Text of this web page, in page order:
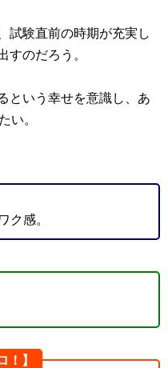
試験直前の時期が充実し
すのだろう。
という幸せを意識し、あ
い。
ク感。
！】